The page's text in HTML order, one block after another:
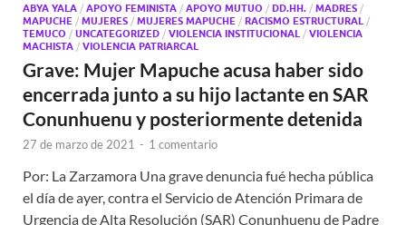
ABYA YALA / APOYO FEMINISTA / APOYO MUTUO / DD.HH. / MADRES /
MAPUCHE / MUJERES / MUJERES MAPUCHE / RACISMO ESTRUCTURAL /
TEMUCO / UNCATEGORIZED / VIOLENCIA INSTITUCIONAL / VIOLENCIA
MACHISTA / VIOLENCIA PATRIARCAL
Grave: Mujer Mapuche acusa haber sido
encerrada junto a su hijo lactante en SAR
Conunhuenu y posteriormente detenida
27 de marzo de 2021 - 1 comentario
Por: La Zarzamora Una grave denuncia fué hecha pública
el día de ayer, contra el Servicio de Atención Primara de
Urgencia de Alta Resolución (SAR) Conunhuenu de Padre